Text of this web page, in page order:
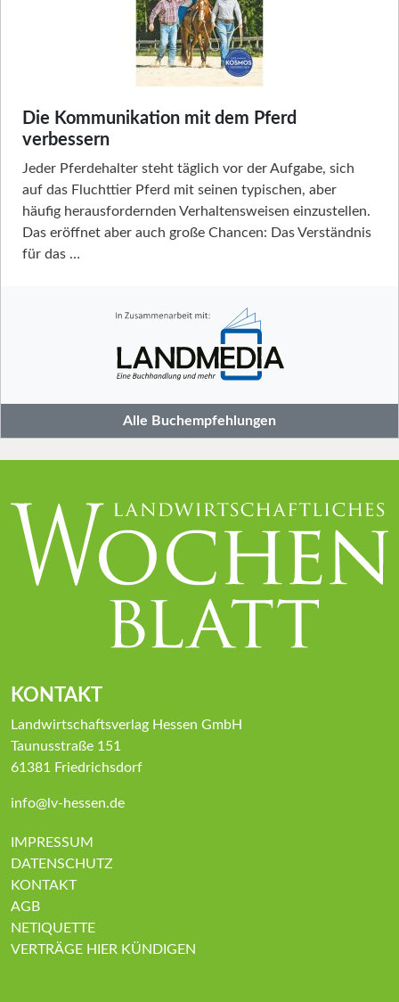
Die Kommunikation mit dem Pferd
verbessern
Jeder Pferdehalter steht täglich vor der Aufgabe, sich
auf das Fluchttier Pferd mit seinen typischen, aber
häufig herausfordernden Verhaltensweisen einzustellen.
Das eröffnet aber auch große Chancen: Das Verständnis
für das …
Alle Buchempfehlungen
KONTAKT
Landwirtschaftsverlag Hessen GmbH
Taunusstraße 151
61381 Friedrichsdorf
info@lv-hessen.de
IMPRESSUM
DATENSCHUTZ
KONTAKT
AGB
NETIQUETTE
VERTRÄGE HIER KÜNDIGEN